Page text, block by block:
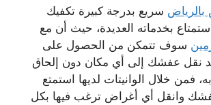
سريع بدرجة كبيرة تكفيك
بخدماته العديدة، حيث أن مع
سوف تتمكن من الحصول على
نقل عفشك إلى أي مكان دون إلحاق
فمن خلال الوانيتات لديها استمتع
وانقل أي أغراض ترغب فيها بكل